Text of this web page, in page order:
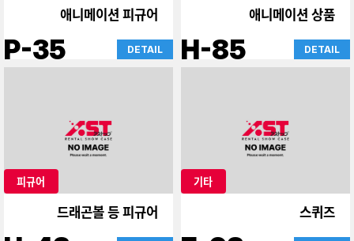
애니메이션 피규어
P-35 DETAIL
애니메이션 상품
H-85 DETAIL
피규어
드래곤볼 등 피규어
기타
스퀴즈